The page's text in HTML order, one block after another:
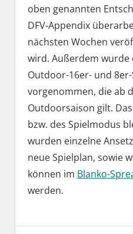
oben genannten
DFV-Appendix
nächsten Wochen
wird. Außerdem wurde
Outdoor-16er- und
vorgenommen, die ab
Outdoorsaison gilt.
bzw. des Spielmodus
wurden einzelne
neue Spielplan, sowie
können im Blanko-
werden.